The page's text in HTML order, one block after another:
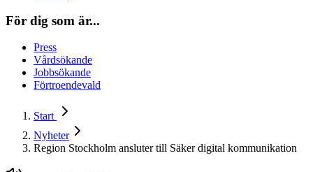
För dig som är...
Press
Vårdsökande
Jobbsökande
Förtroendevald
Start
Nyheter
Region Stockholm ansluter till Säker digital kommunikation